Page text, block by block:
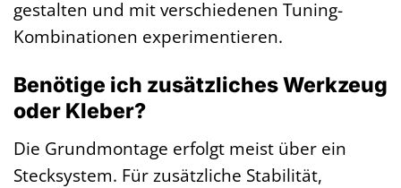
gestalten und mit verschiedenen Tuning-
Kombinationen experimentieren.
Benötige ich zusätzliches Werkzeug
oder Kleber?
Die Grundmontage erfolgt meist über ein
Stecksystem. Für zusätzliche Stabilität,